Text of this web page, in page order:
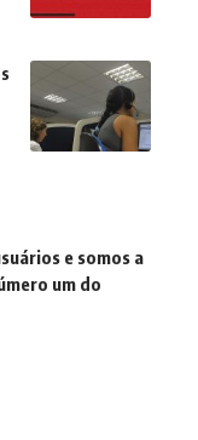
e somos a
um do